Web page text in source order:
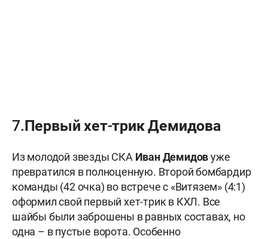
7.Первый хет-трик Демидова
Из молодой звезды СКА Иван Демидовуже
превратился в полноценную. Второй бомбардир
команды (42 очка) во встрече с «Витязем» (4:1)
оформил свой первый хет-трик в КХЛ. Все
шайбы были заброшены в равных составах, но
одна – в пустые ворота. Особенно